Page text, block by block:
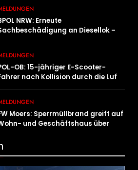
NRW: Erneute
an Diesellok –
OB: 15-jähriger E-Scooter-
nach Kollision durch die Luft
Moers: Sperrmüllbrand greift auf
und Geschäftshaus über